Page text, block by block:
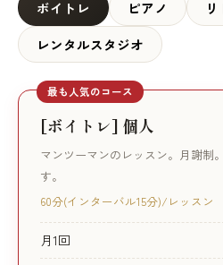
ボイトレ ピアノ
レンタルスタジオ
最も人気のコース
[ボイトレ] 個人
マンツーマンのレッスン。月謝制
す。
60分(インターバル15分)/レッスン
月1回